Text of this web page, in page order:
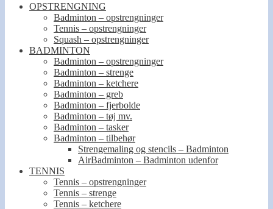
OPSTRENGNING
Badminton – opstrengninger
Tennis – opstrengninger
Squash – opstrengninger
BADMINTON
Badminton – opstrengninger
Badminton – strenge
Badminton – ketchere
Badminton – greb
Badminton – fjerbolde
Badminton – tøj mv.
Badminton – tasker
Badminton – tilbehør
Strengemaling og stencils – Badminton
AirBadminton – Badminton udenfor
TENNIS
Tennis – opstrengninger
Tennis – strenge
Tennis – ketchere